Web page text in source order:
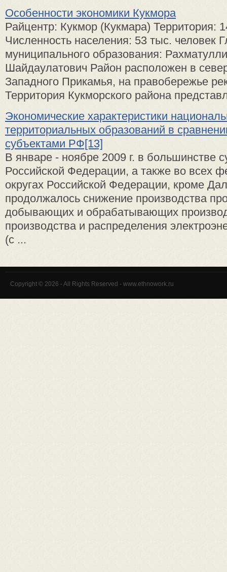
Особенности экономики Кукмора
Райцентр: Кукмор (Кукмара) Территория:
Численность населения: 53 тыс. человек
муниципального образования:
Шайдаулатович Район расположен в
Западного Прикамья, на правобережье
Территория Кукморского района
Экономические характеристики
территориальных образований в
субъектами РФ[13]
В январе - ноябре 2009 г. в большинстве
Российской Федерации, а также во всех
округах Российской Федерации, кроме
продолжалось снижение производства
добывающих и обрабатывающих
производства и распределения
(с ...
Copyright © 2026 - All Rights Reserved - www.ethnowork.ru